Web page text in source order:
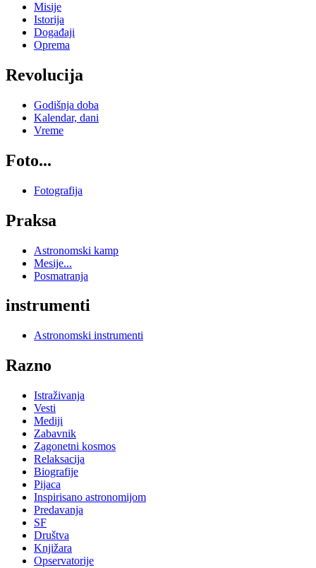
Misije
Istorija
Događaji
Oprema
Revolucija
Godišnja doba
Kalendar, dani
Vreme
Foto...
Fotografija
Praksa
Astronomski kamp
Mesije...
Posmatranja
instrumenti
Astronomski instrumenti
Razno
Istraživanja
Vesti
Mediji
Zabavnik
Zagonetni kosmos
Relaksacija
Biografije
Pijaca
Inspirisano astronomijom
Predavanja
SF
Društva
Knjižara
Opservatorije